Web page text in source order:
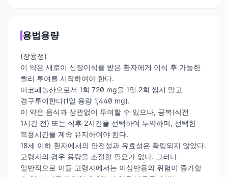
용법용량
(장용정)
이 약은 새로이 신장이식을 받은 환자에게 이식 후 가능한
빨리 투여를 시작하여야 한다.
미코페놀산으로서 1회 720 mg을 1일 2회 씹지 말고
경구투여한다(1일 용량 1,440 mg).
이 약은 음식과 상관없이 투여할 수 있으나, 공복(식전
1시간 전) 또는 식후 2시간을 선택하여 투약하며, 선택한
복용시간을 계속 유지하여야 한다.
18세 이하 환자에서의 안전성과 유효성은 확립되지 않았다.
고령자의 경우 용량을 조절할 필요가 없다. 그러나
일반적으로 이들 고령자에서는 이상반응의 위험이 증가할